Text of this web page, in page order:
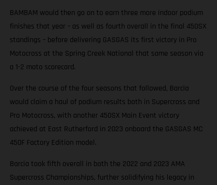
BAMBAM would then go on to earn three more indoor podium
finishes that year – as well as fourth overall in the final 450SX
standings – before delivering GASGAS its first victory in Pro
Motocross at the Spring Creek National that same season via
a 1-2 moto scorecard.
Over the course of the four seasons that followed, Barcia
would claim a haul of podium results both in Supercross and
Pro Motocross, with another 450SX Main Event victory
achieved at East Rutherford in 2023 onboard the GASGAS MC
450F Factory Edition model.
Barcia took fifth overall in both the 2022 and 2023 AMA
Supercross Championships, further solidifying his legacy in